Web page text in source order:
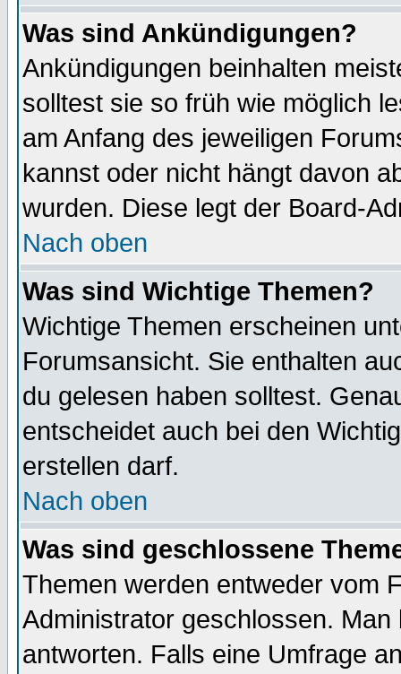
Was sind Ankündigungen?
Ankündigungen beinhalten
solltest sie so früh wie möglich
am Anfang des jeweiligen
kannst oder nicht hängt davon
wurden. Diese legt der Board-
Nach oben
Was sind Wichtige Themen?
Wichtige Themen erscheinen
Forumsansicht. Sie enthalten
du gelesen haben solltest.
entscheidet auch bei den
erstellen darf.
Nach oben
Was sind geschlossene
Themen werden entweder vom
Administrator geschlossen.
antworten. Falls eine Umfrage